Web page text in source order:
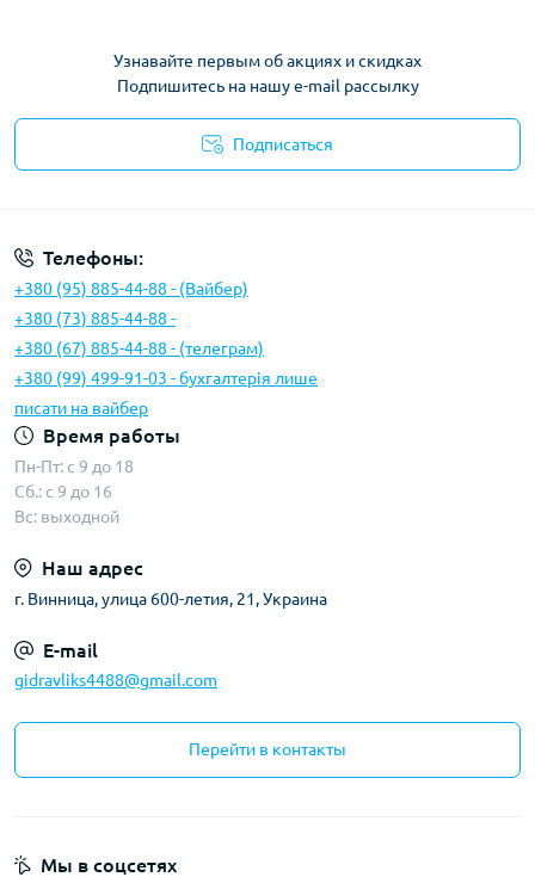
Узнавайте первым об акциях и скидках
Подпишитесь на нашу e-mail рассылку
Подписаться
Телефоны:
+380 (95) 885-44-88 - (Вайбер)
+380 (73) 885-44-88 -
+380 (67) 885-44-88 - (телеграм)
+380 (99) 499-91-03 - бухгалтерія лише
писати на вайбер
Время работы
Пн-Пт: с 9 до 18
Сб.: с 9 до 16
Вс: выходной
Наш адрес
г. Винница, улица 600-летия, 21, Украина
E-mail
gidravliks4488@gmail.com
Перейти в контакты
Мы в соцсетях